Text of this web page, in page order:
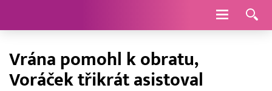
Navigace
Vrána pomohl k obratu,
Voráček třikrát asistoval